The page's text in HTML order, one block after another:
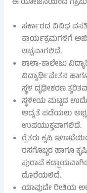
ಈ ಯೋಜನೆಯಿಂದ
ಸರ್ಕಾರದ ವಿವಿಧ
ಕಾರ್ಯಕ್ರಮಗಳಿಗೆ
ಲಭ್ಯವಾಗಲಿದೆ.
ಶಾಲಾ-ಕಾಲೇಜು
ವಿದ್ಯಾರ್ಥಿವೇತನ
ಸ್ಥಳ ದೃಢೀಕರಣ
ಸ್ಥಳೀಯ ಮಟ್ಟದ
ಆದ್ಯತೆ ಪಡೆಯಲು
ಉಪಯುಕ್ತವಾಗಲಿದೆ.
ರೈತರು ಕೃಷಿ
ರಸಗೊಬ್ಬರ ಹಾಗೂ
ಪುರಾವೆ
ದೊರೆಯಲಿದೆ.
ಯಾವುದೇ ರೀತಿಯ